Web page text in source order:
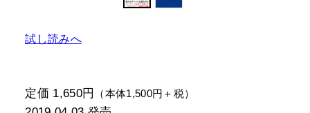
試し読みへ
定価 1,650円 （本体1,500円＋税）